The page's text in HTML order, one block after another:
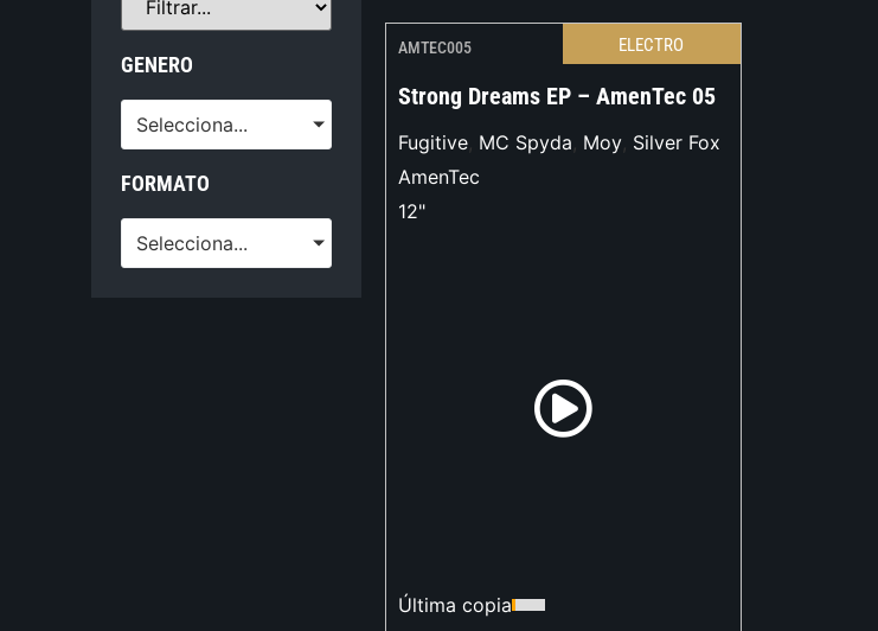
GENERO
Selecciona...
FORMATO
Selecciona...
AMTEC005 ELECTRO
Strong Dreams EP – AmenTec 05
Fugitive, MC Spyda, Moy, Silver Fox
AmenTec
12"
Última copia